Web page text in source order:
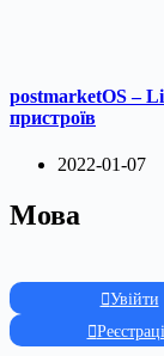
postmarketOS –
пристроїв
2022-01-07
Мова
Увійти